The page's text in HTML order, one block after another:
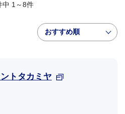
中 1～8件
おすすめ順
トタカミヤ